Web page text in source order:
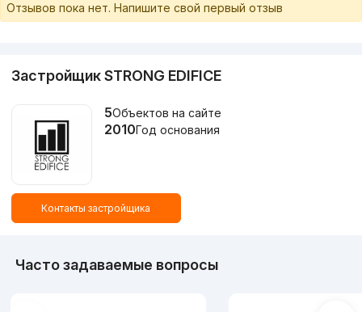
Отзывов пока нет. Напишите свой первый отзыв
Застройщик STRONG EDIFICE
5Объектов на сайте
2010Год основания
Контакты застройщика
Часто задаваемые вопросы